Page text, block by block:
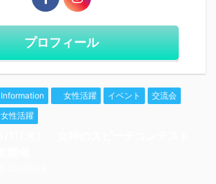
プロフィール
Information 女性活躍 イベント
交流会
女性活躍